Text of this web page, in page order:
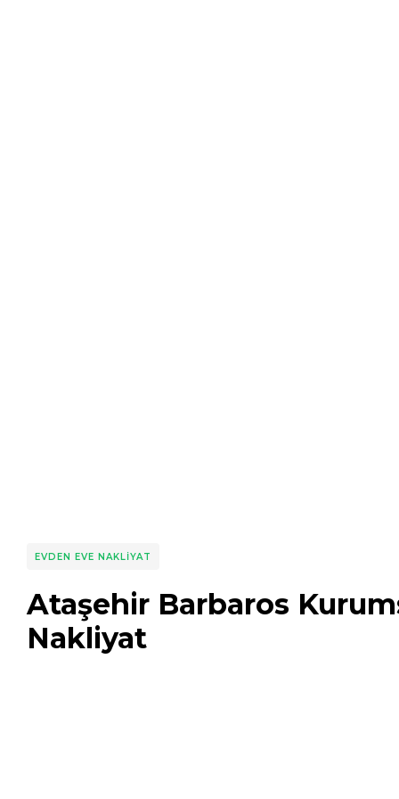
EVDEN EVE NAKLIYAT
Ataşehir Barbaros
Nakliyat